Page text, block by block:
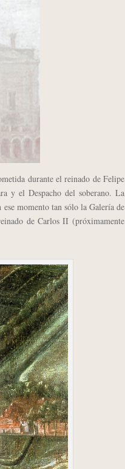
durante el reinado de Felipe
y el Despacho del soberano. La
momento tan sólo la Galería de
de Carlos II (próximamente